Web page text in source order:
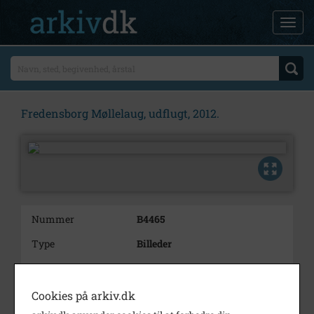
Fredensborg Møllelaug, udflugt, 2012.
Nummer
B4465
Type
Billeder
Beskrivelse
Fredensborg Møllelaug, udflugt,
møllepasserne derfra, fremviste
Cookies på arkiv.dk